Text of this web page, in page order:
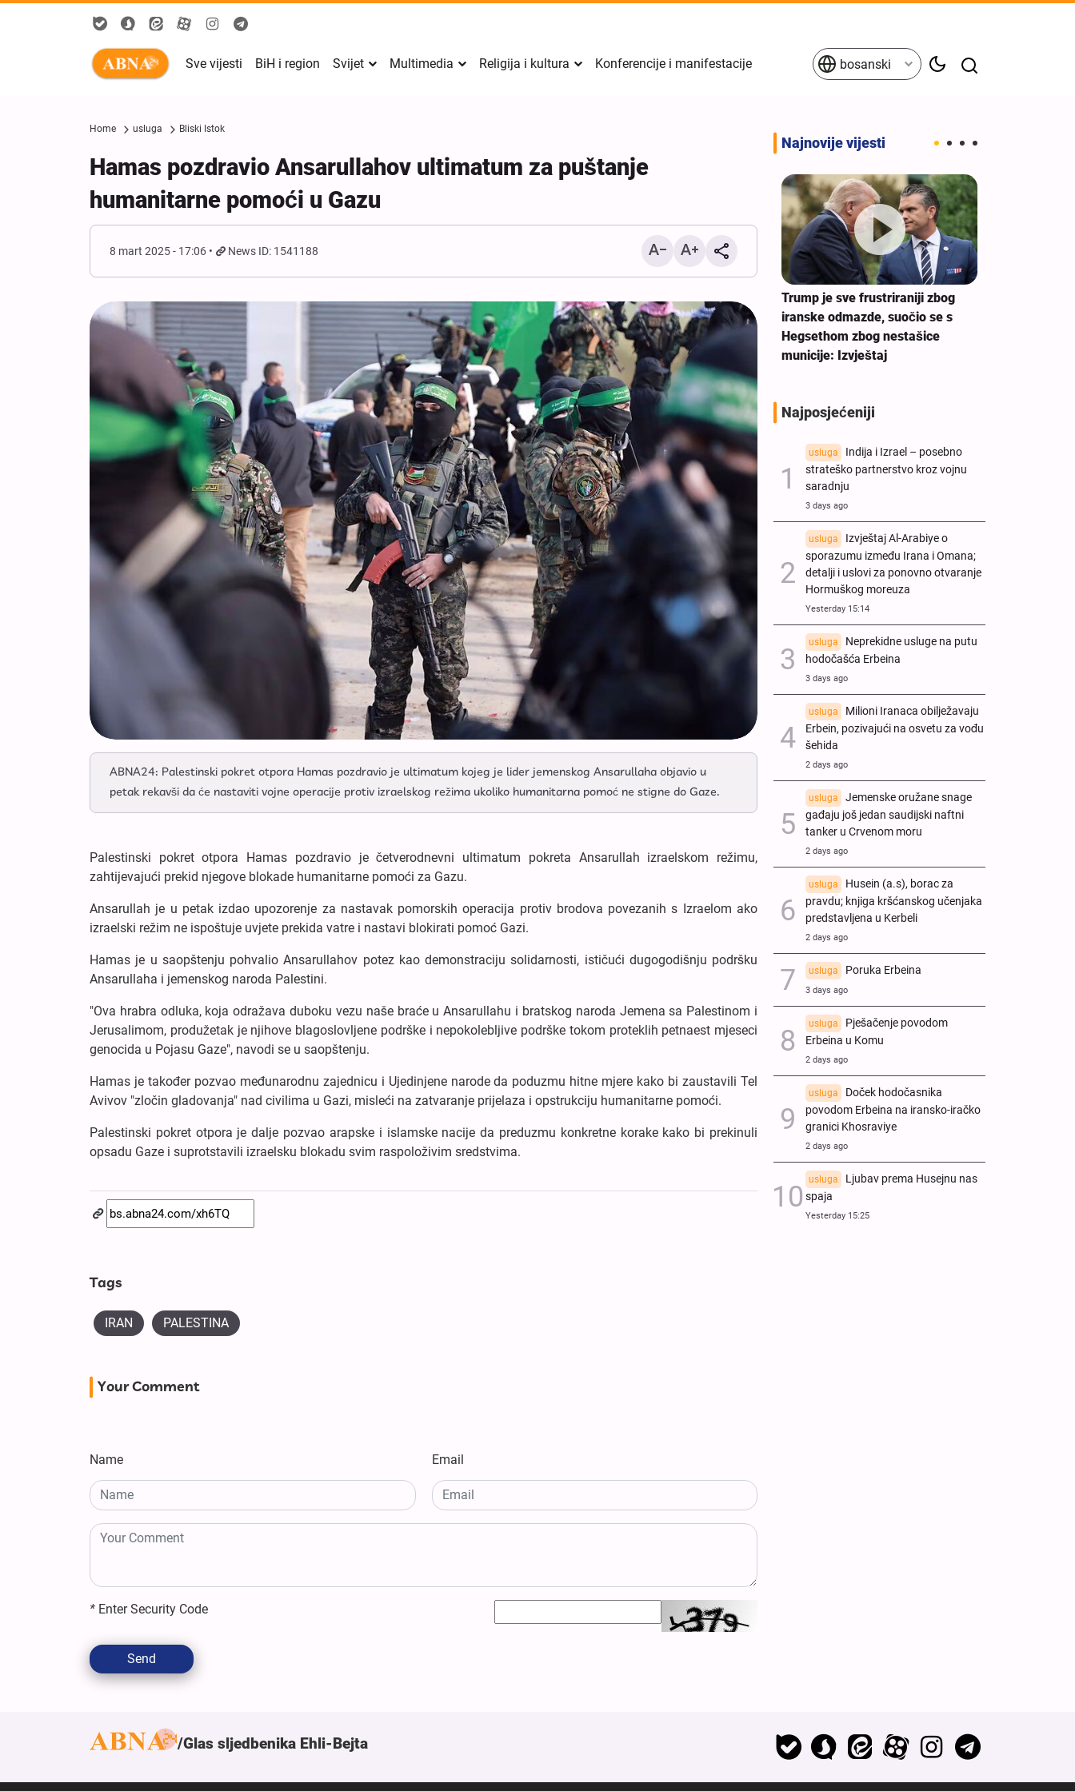
Sve vijesti BiH i region Svijet Multimedia Religija i kultura Konferencije i manifestacije bosanski
Home usluga Bliski Istok
Hamas pozdravio Ansarullahov ultimatum za puštanje
humanitarne pomoći u Gazu
8 mart 2025 - 17:06 News ID: 1541188
ABNA24: Palestinski pokret otpora Hamas pozdravio je ultimatum kojeg je lider jemenskog Ansarullaha objavio u
petak rekavši da će nastaviti vojne operacije protiv izraelskog režima ukoliko humanitarna pomoć ne stigne do Gaze.
Palestinski pokret otpora Hamas pozdravio je četverodnevni ultimatum pokreta Ansarullah izraelskom režimu,
zahtijevajući prekid njegove blokade humanitarne pomoći za Gazu.
Ansarullah je u petak izdao upozorenje za nastavak pomorskih operacija protiv brodova povezanih s Izraelom ako
izraelski režim ne ispoštuje uvjete prekida vatre i nastavi blokirati pomoć Gazi.
Hamas je u saopštenju pohvalio Ansarullahov potez kao demonstraciju solidarnosti, ističući dugogodišnju podršku
Ansarullaha i jemenskog naroda Palestini.
"Ova hrabra odluka, koja odražava duboku vezu naše braće u Ansarullahu i bratskog naroda Jemena sa Palestinom i
Jerusalimom, produžetak je njihove blagoslovljene podrške i nepokolebljive podrške tokom proteklih petnaest mjeseci
genocida u Pojasu Gaze", navodi se u saopštenju.
Hamas je također pozvao međunarodnu zajednicu i Ujedinjene narode da poduzmu hitne mjere kako bi zaustavili Tel
Avivov "zločin gladovanja" nad civilima u Gazi, misleći na zatvaranje prijelaza i opstrukciju humanitarne pomoći.
Palestinski pokret otpora je dalje pozvao arapske i islamske nacije da preduzmu konkretne korake kako bi prekinuli
opsadu Gaze i suprotstavili izraelsku blokadu svim raspoloživim sredstvima.
Tags
IRAN PALESTINA
Your Comment
Name Email
* Enter Security Code
Send
Najnovije vijesti
Izvještaj Al-Arabiye o sporazumu
između Irana i Omana; detalji i
uslovi za ponovno otvaranje
Hormuškog moreuza
Trump je sve frustriraniji zbog
iranske odmazde, suočio se s
Hegsethom zbog nestašice
municije: Izvještaj
Najposjećeniji
usluga
Indija i Izrael – posebno
strateško partnerstvo kroz vojnu
saradnju
3 days ago
usluga
Izvještaj Al-Arabiye o
sporazumu između Irana i Omana;
detalji i uslovi za ponovno otvaranje
Hormuškog moreuza
Yesterday 15:14
usluga
Neprekidne usluge na putu
hodočašća Erbeina
3 days ago
usluga
Milioni Iranaca obilježavaju
Erbein, pozivajući na osvetu za vođu
šehida
2 days ago
usluga
Jemenske oružane snage
gađaju još jedan saudijski naftni
tanker u Crvenom moru
2 days ago
usluga
Husein (a.s), borac za
pravdu; knjiga kršćanskog učenjaka
predstavljena u Kerbeli
2 days ago
usluga Poruka Erbeina
3 days ago
usluga
Pješačenje povodom
Erbeina u Komu
2 days ago
usluga
Doček hodočasnika
povodom Erbeina na iransko-iračko
granici Khosraviye
2 days ago
usluga
Ljubav prema Husejnu nas
spaja
Yesterday 15:25
Glas sljedbenika Ehli-Bejta